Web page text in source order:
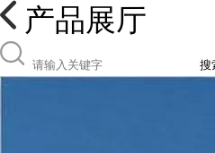
产品展厅
搜